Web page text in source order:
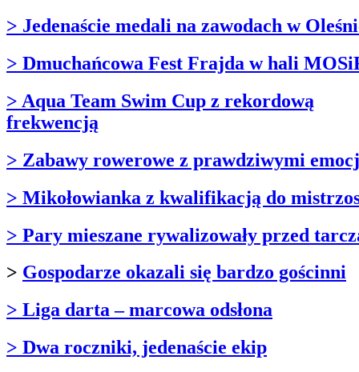
> Jedenaście medali na zawodach w
> Dmuchańcowa Fest Frajda w hali
> Aqua Team Swim Cup z rekordową
frekwencją
> Zabawy rowerowe z prawdziwymi
> Mikołowianka z kwalifikacją do
> Pary mieszane rywalizowały przed
> Gospodarze okazali się bardzo gościnni
> Liga darta – marcowa odsłona
> Dwa roczniki, jedenaście ekip